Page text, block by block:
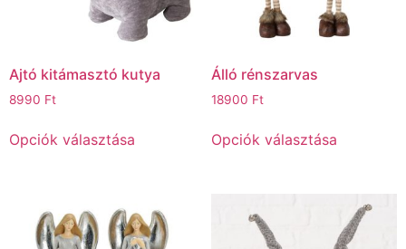
Ajtó kitámasztó kutya
8990 Ft
Opciók választása
Álló rénszarvas
18900 Ft
Opciók választása